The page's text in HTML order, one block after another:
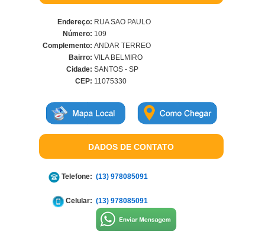
Endereço: RUA SAO PAULO
Número: 109
Complemento: ANDAR TERREO
Bairro: VILA BELMIRO
Cidade: SANTOS - SP
CEP: 11075330
DADOS DE CONTATO
Telefone: (13) 978085091
Celular: (13) 978085091